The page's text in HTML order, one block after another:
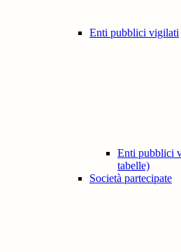
Enti pubblici vigilati
Enti pubblici
tabelle)
Società partecipate